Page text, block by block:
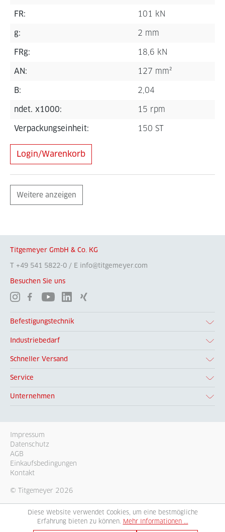
FR: 101 kN
g: 2 mm
FRg: 18,6 kN
AN: 127 mm²
B: 2,04
ndet. x1000: 15 rpm
Verpackungseinheit: 150 ST
Login/Warenkorb
Weitere anzeigen
Titgemeyer GmbH & Co. KG
T +49 541 5822-0 / E info@titgemeyer.com
Besuchen Sie uns
Befestigungstechnik
Industriebedarf
Schneller Versand
Service
Unternehmen
Impressum
Datenschutz
AGB
Einkaufsbedingungen
Kontakt
© Titgemeyer 2026
Diese Website verwendet Cookies, um eine bestmögliche
Erfahrung bieten zu können. Mehr Informationen ...